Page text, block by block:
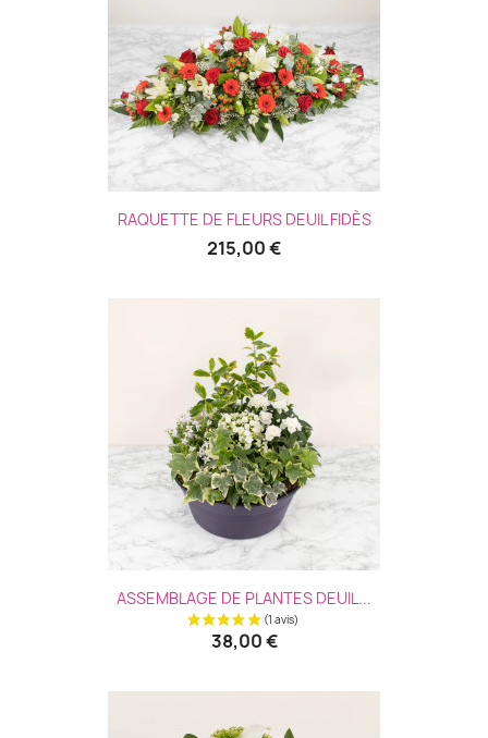
RAQUETTE DE FLEURS DEUIL FIDÈS
215,00 €
ASSEMBLAGE DE PLANTES DEUIL...
38,00 €